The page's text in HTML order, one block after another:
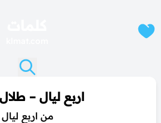
اربع ليال –
من اربع ليال